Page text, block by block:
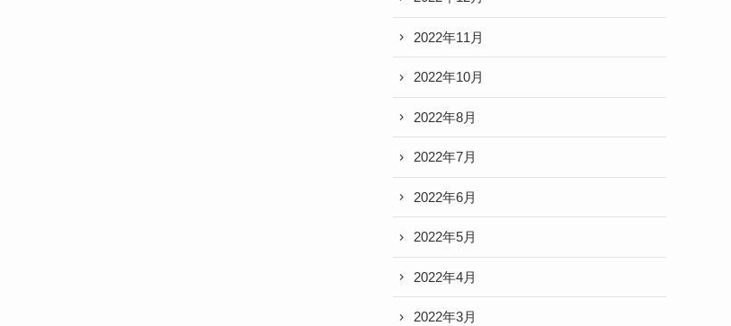
2022年11月
2022年10月
2022年8月
2022年7月
2022年6月
2022年5月
2022年4月
2022年3月